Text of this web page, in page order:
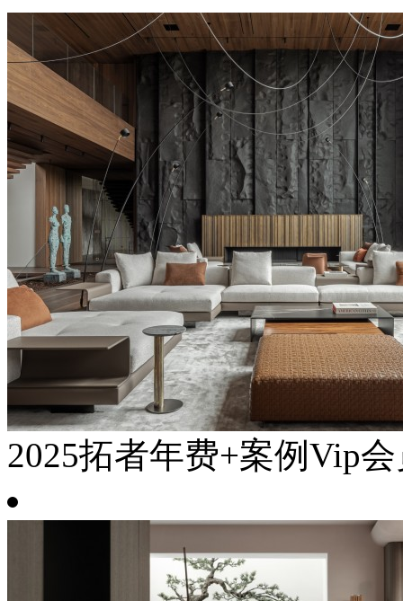
2025拓者年费+案例Vip